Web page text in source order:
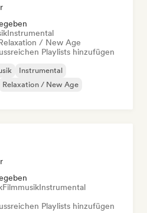
Instrumental
/ New Age
Playlists hinzufügen
Instrumental
Relaxation / New Age
FilmmusikInstrumental
Playlists hinzufügen